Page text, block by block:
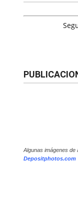
Algunas imágenes
Depositphotos.com